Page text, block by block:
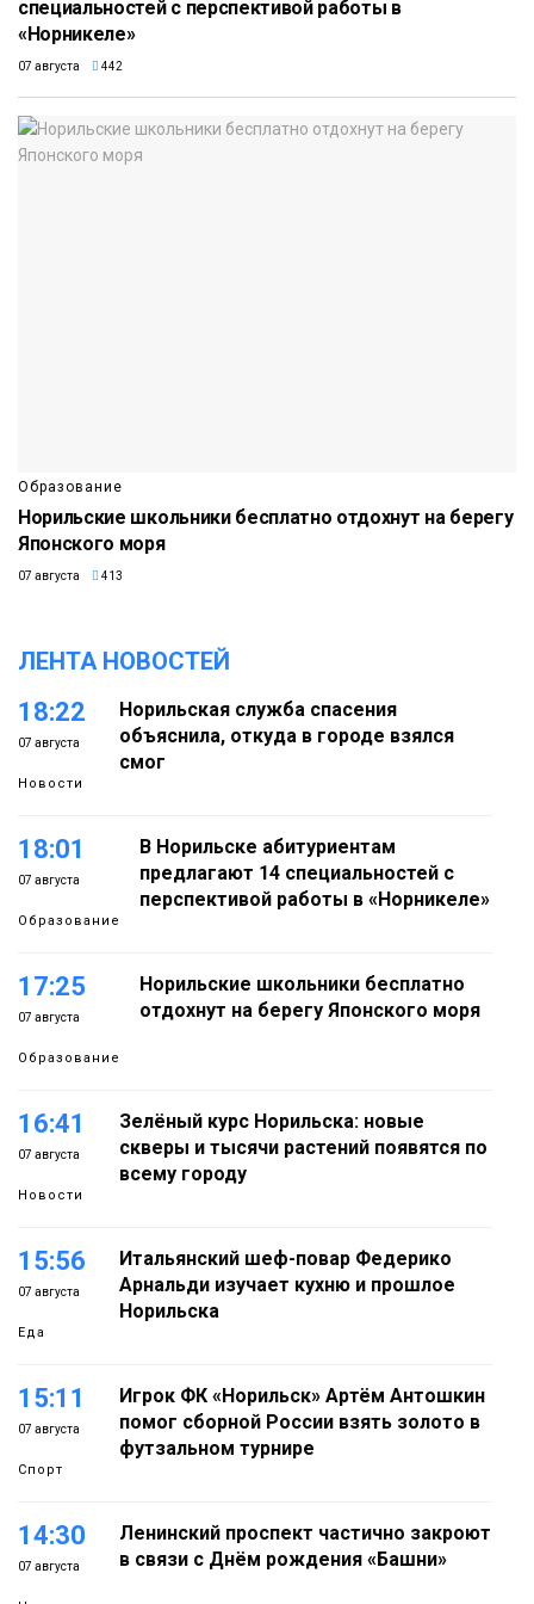
специальностей с перспективой работы в
«Норникеле»
07 августа 442
Образование
Норильские школьники бесплатно отдохнут на берегу
Японского моря
07 августа 413
ЛЕНТА НОВОСТЕЙ
18:22
07 августа
Новости
Норильская служба спасения
объяснила, откуда в городе взялся
смог
18:01
07 августа
Образование
В Норильске абитуриентам
предлагают 14 специальностей с
перспективой работы в «Норникеле»
17:25
07 августа
Образование
Норильские школьники бесплатно
отдохнут на берегу Японского моря
16:41
07 августа
Новости
Зелёный курс Норильска: новые
скверы и тысячи растений появятся по
всему городу
15:56
07 августа
Еда
Итальянский шеф-повар Федерико
Арнальди изучает кухню и прошлое
Норильска
15:11
07 августа
Спорт
Игрок ФК «Норильск» Артём Антошкин
помог сборной России взять золото в
футзальном турнире
14:30
07 августа
Ленинский проспект частично закроют
в связи с Днём рождения «Башни»